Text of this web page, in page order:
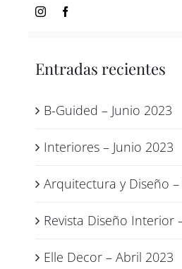
Entradas recientes
B-Guided – Junio 2023
Interiores – Junio 2023
Arquitectura y Diseño
Revista Diseño Interior
Elle Decor – Abril 2023